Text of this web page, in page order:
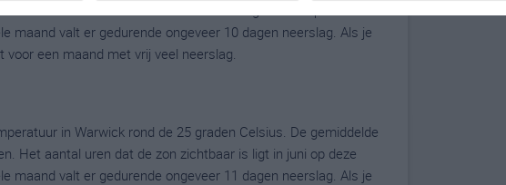
aantal uren dat de zon zichtbaar is ligt in mei op deze
maand valt er gedurende ongeveer 10 dagen neerslag. Als je
een maand met vrij veel neerslag.
in Warwick rond de 25 graden Celsius. De gemiddelde
Het aantal uren dat de zon zichtbaar is ligt in juni op deze
maand valt er gedurende ongeveer 11 dagen neerslag. Als je